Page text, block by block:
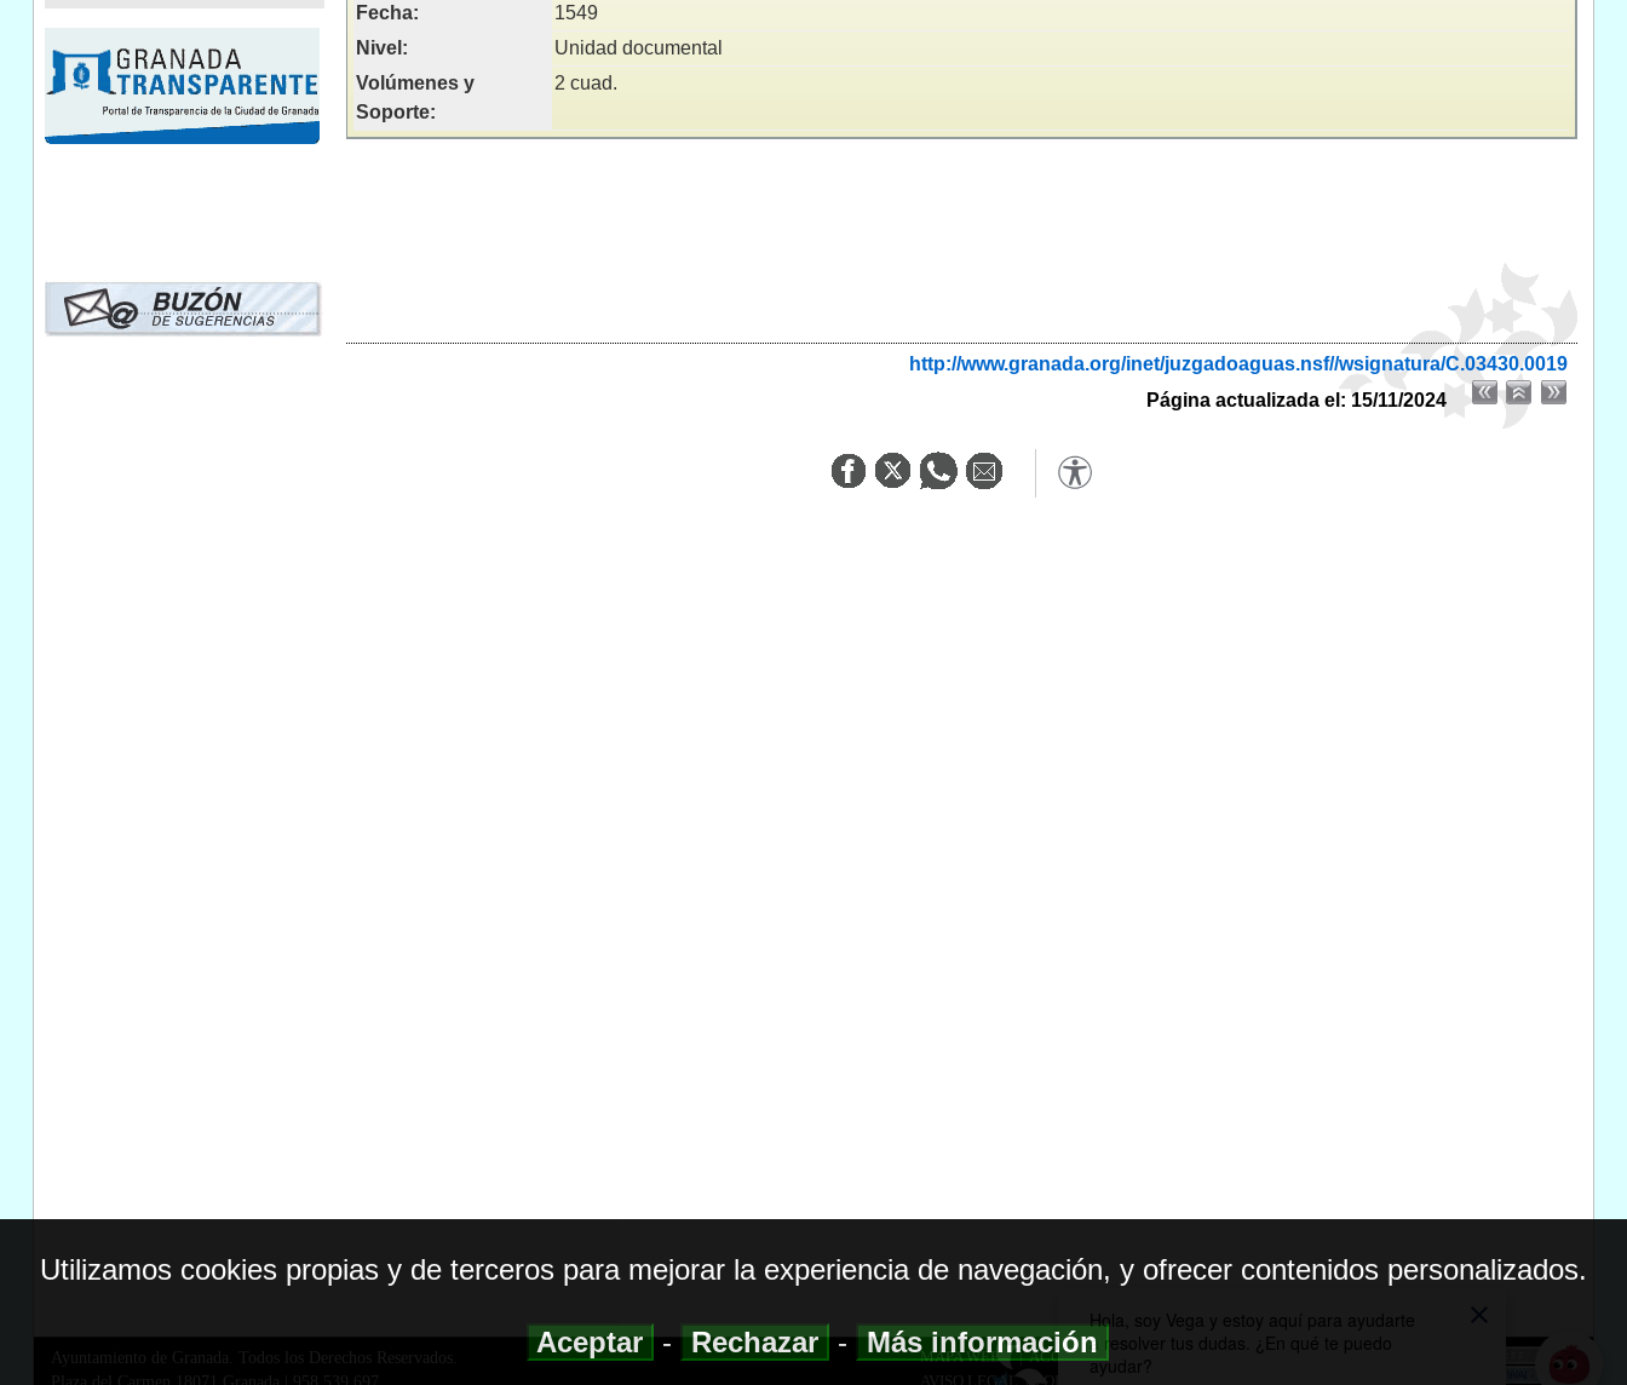
Fecha:
1549
Nivel:
Unidad documental
Volúmenes y
Soporte:
2 cuad.
http://www.granada.org/inet/juzgadoaguas.nsf//wsignatura/C.03430.0019
Página actualizada el: 15/11/2024
Ayuntamiento de Granada. Todos los Derechos Reservados.
MAPA WEB|ACCESIBILIDAD
AVISO LEGAL| POLITICA DE PRIVACIDAD
Utilizamos cookies propias y de terceros para mejorar la experiencia de navegación, y ofrecer contenidos personalizados.
Aceptar-Rechazar-Más información